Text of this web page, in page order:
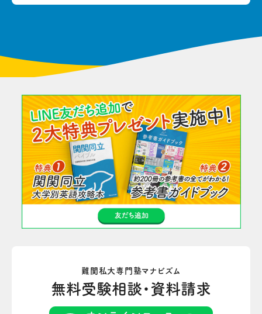
難関私大専門塾マナビズム
無料受験相談・資料請求